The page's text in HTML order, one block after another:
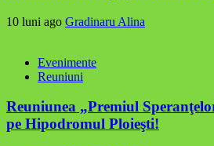
10 luni ago Gradinaru Alina
Evenimente
Reuniuni
Reuniunea „Premiul
pe Hipodromul Ploieşti!